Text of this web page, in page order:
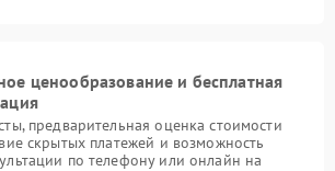
ценообразование и бесплатная
предварительная оценка стоимости
скрытых платежей и возможность
по телефону или онлайн на